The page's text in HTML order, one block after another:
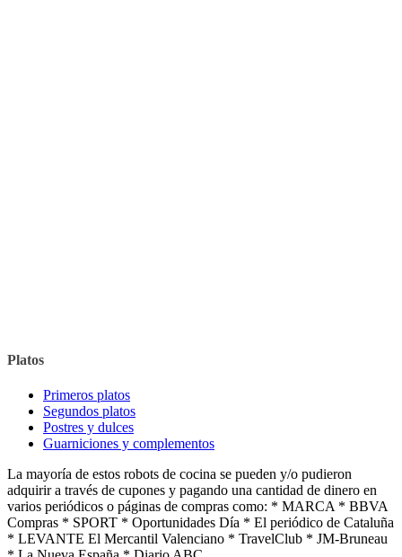
Platos
Primeros platos
Segundos platos
Postres y dulces
Guarniciones y complementos
La mayoría de estos robots de cocina se pueden y/o pudieron
adquirir a través de cupones y pagando una cantidad de dinero en
varios periódicos o páginas de compras como: * MARCA * BBVA
Compras * SPORT * Oportunidades Día * El periódico de Cataluña
* LEVANTE El Mercantil Valenciano * TravelClub * JM-Bruneau